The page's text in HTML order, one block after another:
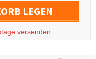
LEGEN
versenden